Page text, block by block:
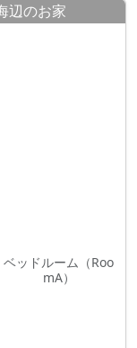
辺のお家
ベッドルーム（Roo
mA）